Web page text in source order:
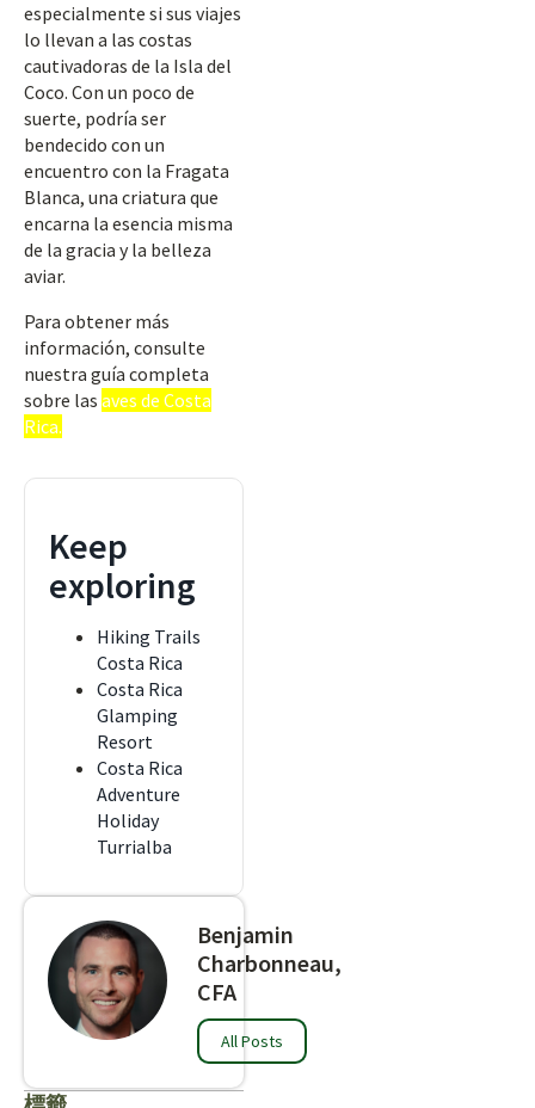
especialmente si sus viajes
lo llevan a las costas
cautivadoras de la Isla del
Coco. Con un poco de
suerte, podría ser
bendecido con un
encuentro con la Fragata
Blanca, una criatura que
encarna la esencia misma
de la gracia y la belleza
aviar.
Para obtener más
información, consulte
nuestra guía completa
sobre las aves de Costa
Rica.
Keep
exploring
Hiking Trails
Costa Rica
Costa Rica
Glamping
Resort
Costa Rica
Adventure
Holiday
Turrialba
Benjamin
Charbonneau,
CFA
All Posts